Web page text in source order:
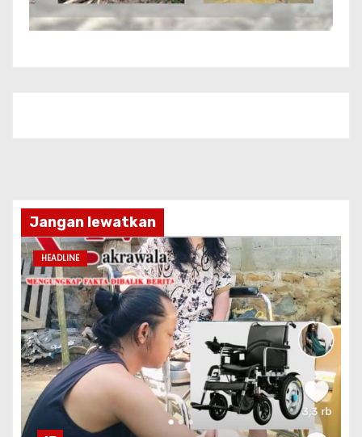
Jangan lewatkan
HEADLINE